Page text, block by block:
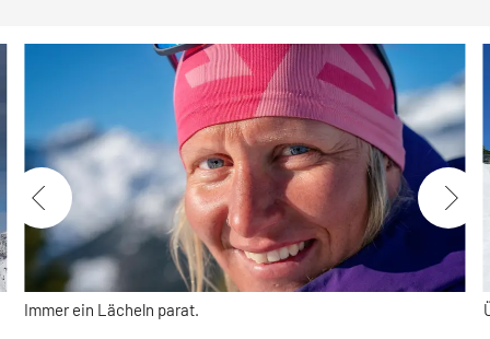
Immer ein Lächeln parat.